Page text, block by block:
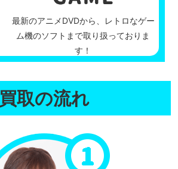
最新のアニメDVDから、レトロなゲー
ム機のソフトまで取り扱っておりま
す！
買取の流れ